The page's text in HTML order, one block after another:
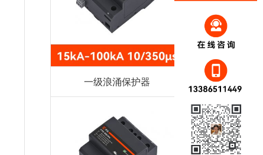
一级浪涌保护器